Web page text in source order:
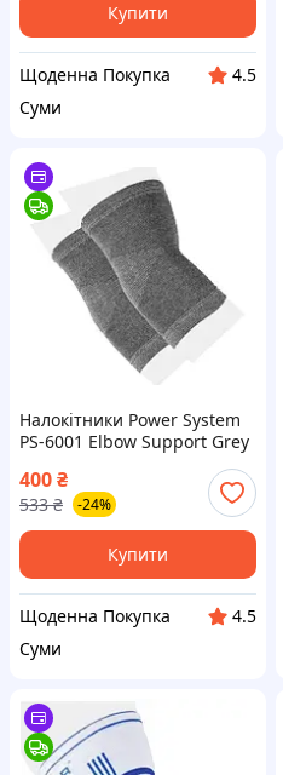
Купити
Щоденна Покупка
4.5
Суми
Налокітники Power System
PS-6001 Elbow Support Grey
400₴
533 ₴ -24%
Купити
Щоденна Покупка
4.5
Суми